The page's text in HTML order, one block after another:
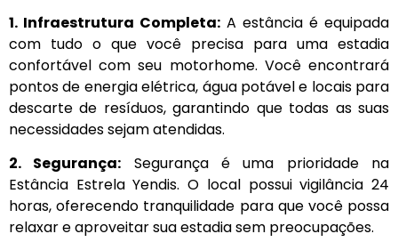
1. Infraestrutura Completa: A estância é equipada
com tudo o que você precisa para uma estadia
confortável com seu motorhome. Você encontrará
pontos de energia elétrica, água potável e locais para
descarte de resíduos, garantindo que todas as suas
necessidades sejam atendidas.
2. Segurança: Segurança é uma prioridade na
Estância Estrela Yendis. O local possui vigilância 24
horas, oferecendo tranquilidade para que você possa
relaxar e aproveitar sua estadia sem preocupações.